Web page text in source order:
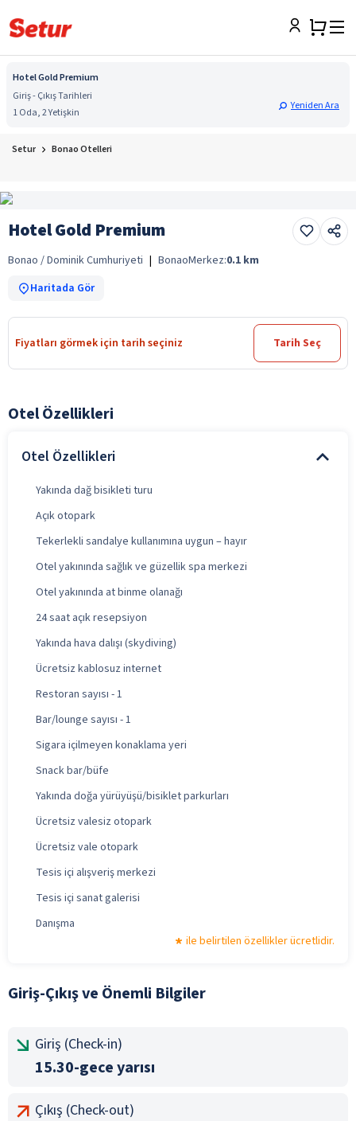
Hotel Gold Premium
Giriş - Çıkış Tarihleri
1 Oda, 2 Yetişkin
Yeniden Ara
Setur Bonao Otelleri
Hotel Gold Premium
Bonao / Dominik Cumhuriyeti | BonaoMerkez:0.1 km
Haritada Gör
Fiyatları görmek için tarih seçiniz Tarih Seç
Otel Özellikleri
Otel Özellikleri
Yakında dağ bisikleti turu
Açık otopark
Tekerlekli sandalye kullanımına uygun – hayır
Otel yakınında sağlık ve güzellik spa merkezi
Otel yakınında at binme olanağı
24 saat açık resepsiyon
Yakında hava dalışı (skydiving)
Ücretsiz kablosuz internet
Restoran sayısı - 1
Bar/lounge sayısı - 1
Sigara içilmeyen konaklama yeri
Snack bar/büfe
Yakında doğa yürüyüşü/bisiklet parkurları
Ücretsiz valesiz otopark
Ücretsiz vale otopark
Tesis içi alışveriş merkezi
Tesis içi sanat galerisi
Danışma
ile belirtilen özellikler ücretlidir.
Giriş-Çıkış ve Önemli Bilgiler
Giriş (Check-in)
15.30-gece yarısı
Çıkış (Check-out)